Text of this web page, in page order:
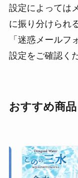
設定によっては
に振り分けられ
「迷惑メールフ
設定をご確認く
おすすめ商品